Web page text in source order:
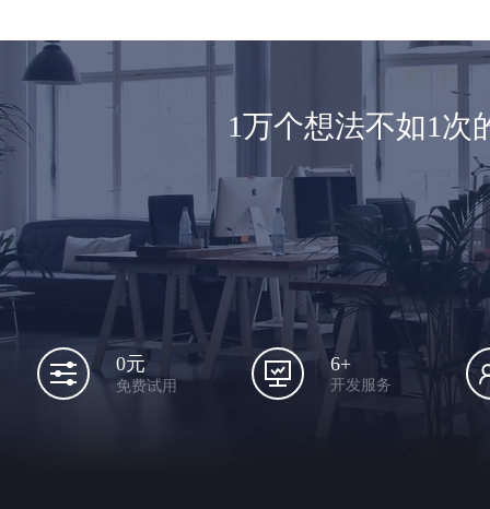
1万个想法不如1次
0元
免费试用
6+
开发服务